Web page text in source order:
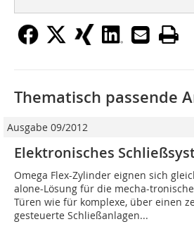
Thematisch passende
Ausgabe 09/2012
Elektronisches
Omega Flex-Zylinder eignen sich
alone-Lösung für die mecha-
Türen wie für komplexe, über einen
gesteuerte Schließanlagen...